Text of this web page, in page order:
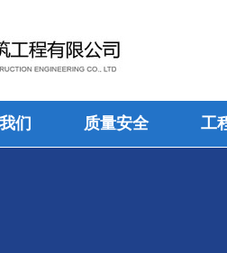
们 质量安全 工